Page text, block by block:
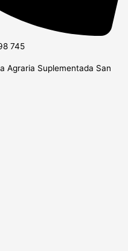
745
Agraria Suplementada San